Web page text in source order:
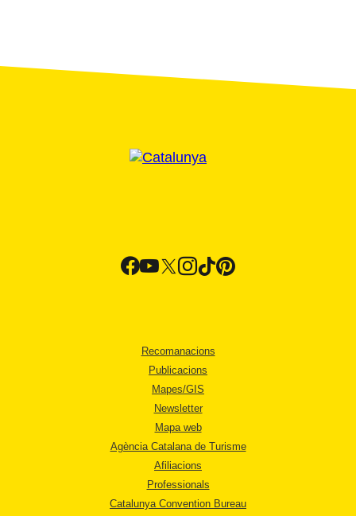
Recomanacions
Publicacions
Mapes/GIS
Newsletter
Mapa web
Agència Catalana de Turisme
Afiliacions
Professionals
Catalunya Convention Bureau